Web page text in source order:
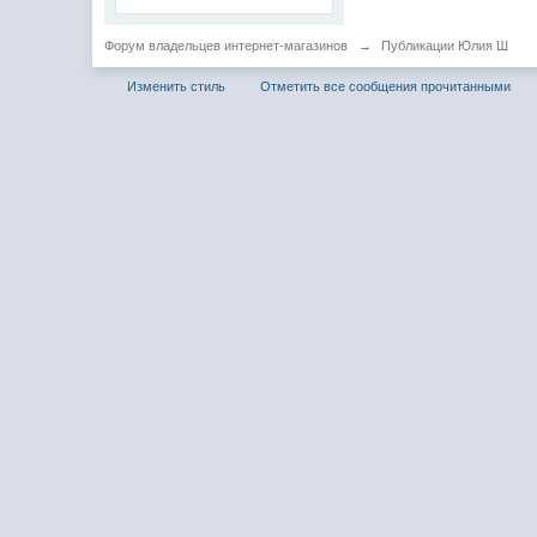
Форум владельцев интернет-магазинов → Публикации Юлия Ш
Изменить стиль Отметить все сообщения прочитанными